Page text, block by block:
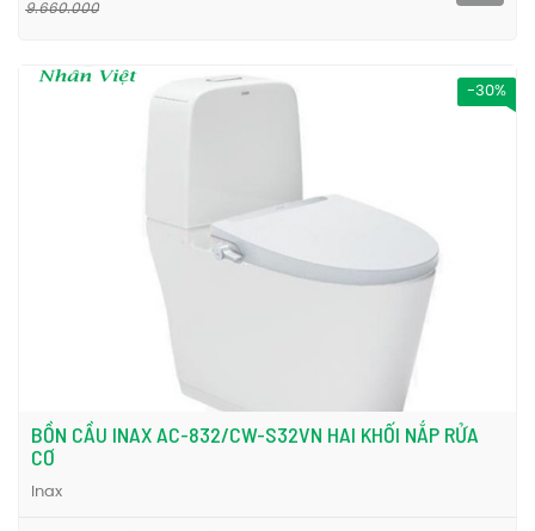
9.660.000
-30%
BỒN CẦU INAX AC-832/CW-S32VN HAI KHỐI NẮP RỬA
CƠ
Inax